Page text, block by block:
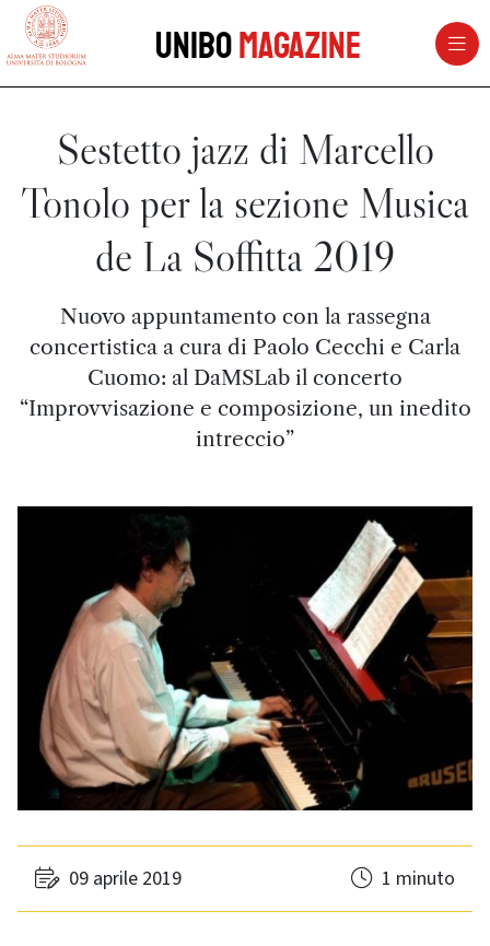
vai al contenuto della pagina
UniboMagazine
Sestetto jazz di Marcello
Tonolo per la sezione Musica
de La Soffitta 2019
Nuovo appuntamento con la rassegna
concertistica a cura di Paolo Cecchi e Carla
Cuomo: al DaMSLab il concerto
“Improvvisazione e composizione, un inedito
intreccio”
09 aprile 2019 1 minuto